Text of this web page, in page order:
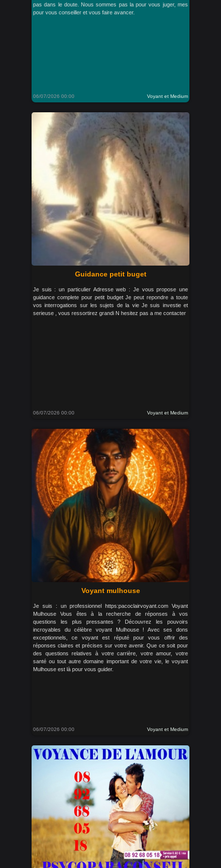
pas dans le doute. Nous sommes pas la pour vous juger, mes
pour vous conseiller et vous faire avancer.
06/07/2026 00:00 Voyant et Medium
Guidance petit buget
Je suis : un particulier Adresse web : Je vous propose une
guidance complete pour petit budget Je peut repondre a toute
vos interrogations sur les sujets de la vie Je suis investie et
serieuse , vous ressortirez grandi N hesitez pas a me contacter
06/07/2026 00:00 Voyant et Medium
Voyant mulhouse
Je suis : un professionnel https:pacoclairvoyant.com Voyant
Mulhouse Vous êtes à la recherche de réponses à vos
questions les plus pressantes ? Découvrez les pouvoirs
incroyables du célèbre voyant Mulhouse ! Avec ses dons
exceptionnels, ce voyant est réputé pour vous offrir des
réponses claires et précises sur votre avenir. Que ce soit pour
des questions relatives à votre carrière, votre amour, votre
santé ou tout autre domaine important de votre vie, le voyant
Mulhouse est là pour vous guider.
06/07/2026 00:00 Voyant et Medium